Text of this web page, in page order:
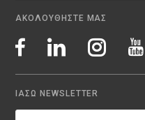
ΑΚΟΛΟΥΘΗΣΤΕ ΜΑΣ
ΙΑΣΩ NEWSLETTER